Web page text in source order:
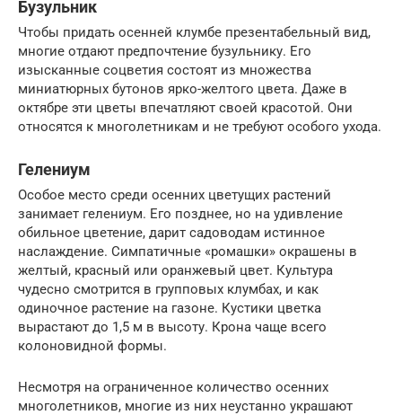
Бузульник
Чтобы придать осенней клумбе презентабельный вид,
многие отдают предпочтение бузульнику. Его
изысканные соцветия состоят из множества
миниатюрных бутонов ярко-желтого цвета. Даже в
октябре эти цветы впечатляют своей красотой. Они
относятся к многолетникам и не требуют особого ухода.
Гелениум
Особое место среди осенних цветущих растений
занимает гелениум. Его позднее, но на удивление
обильное цветение, дарит садоводам истинное
наслаждение. Симпатичные «ромашки» окрашены в
желтый, красный или оранжевый цвет. Культура
чудесно смотрится в групповых клумбах, и как
одиночное растение на газоне. Кустики цветка
вырастают до 1,5 м в высоту. Крона чаще всего
колоновидной формы.
Несмотря на ограниченное количество осенних
многолетников, многие из них неустанно украшают